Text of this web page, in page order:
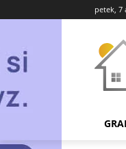
petek, 7